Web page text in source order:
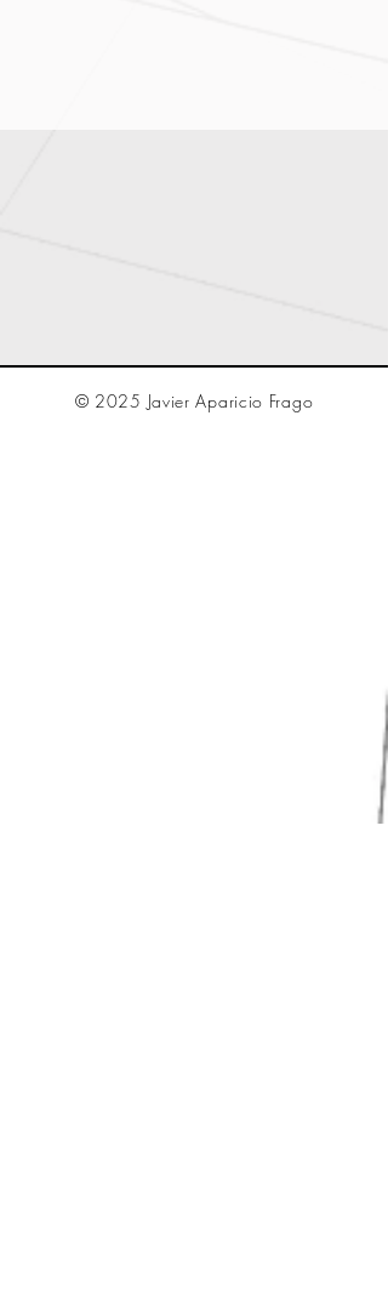
© 2025 Javier Aparicio Frago